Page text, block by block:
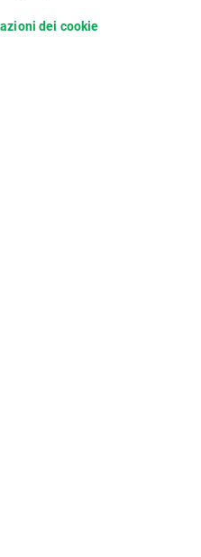
dei cookie